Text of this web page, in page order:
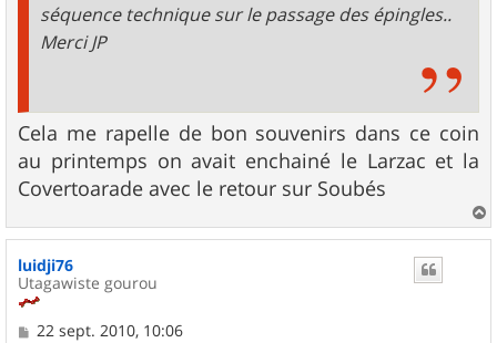
séquence technique sur le passage des épingles..
Merci JP
Cela me rapelle de bon souvenirs dans ce coin
au printemps on avait enchainé le Larzac et la
Covertoarade avec le retour sur Soubés
a
u
luidji76
Utagawiste gourou
M
22 sept. 2010, 10:06